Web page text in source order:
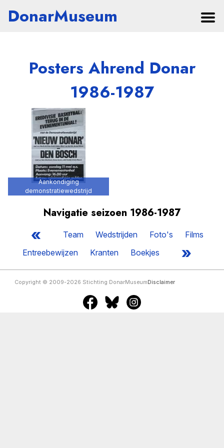
DonarMuseum
Posters Ahrend Donar
1986-1987
Aankondiging
demonstratiewedstrijd
Navigatie seizoen 1986-1987
« Team Wedstrijden Foto's
Films
Entreebewijzen
Kranten Boekjes »
Copyright © 2009-2026 Stichting DonarMuseum Disclaimer